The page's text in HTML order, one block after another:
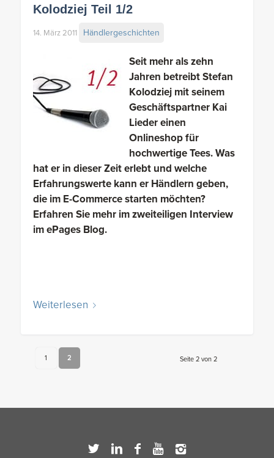
Kolodziej Teil 1/2
14. März 2011 Händlergeschichten
Seit mehr als zehn
Jahren betreibt Stefan
Kolodziej mit seinem
Geschäftspartner Kai
Lieder einen
Onlineshop für
hochwertige Tees. Was
hat er in dieser Zeit erlebt und welche
Erfahrungswerte kann er Händlern geben,
die im E-Commerce starten möchten?
Erfahren Sie mehr im zweiteiligen Interview
im ePages Blog.
Weiterlesen
Seite 2 von 2
1 2